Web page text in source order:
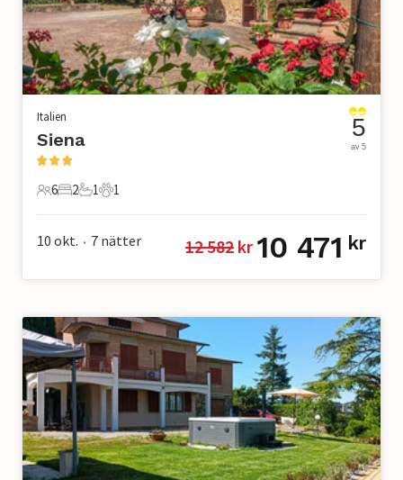
Italien
Siena
6 Gäster
6
2 Sovrum
2
1 Badrum
1
1 Husdjur
1
5
av 5
10 okt. • 7 nätter 12 582 kr 10 471 kr